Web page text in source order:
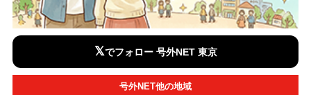
𝕏でフォロー 号外NET 東京
号外NET他の地域